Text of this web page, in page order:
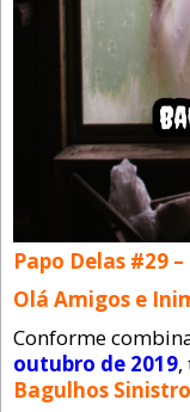
Papo Delas #29
Olá Amigos e
Conforme
outubro de 2019,
Bagulhos